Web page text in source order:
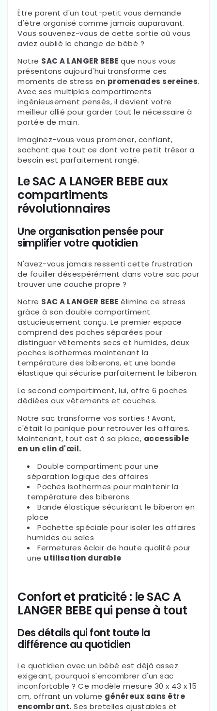
Être parent d'un tout-petit vous demande
d'être organisé comme jamais auparavant.
Vous souvenez-vous de cette sortie où vous
aviez oublié le change de bébé ?
Notre SAC A LANGER BEBE que nous vous
présentons aujourd'hui transforme ces
moments de stress en promenades sereines.
Avec ses multiples compartiments
ingénieusement pensés, il devient votre
meilleur allié pour garder tout le nécessaire à
portée de main.
Imaginez-vous vous promener, confiant,
sachant que tout ce dont votre petit trésor a
besoin est parfaitement rangé.
Le SAC A LANGER BEBE aux
compartiments
révolutionnaires
Une organisation pensée pour
simplifier votre quotidien
N'avez-vous jamais ressenti cette frustration
de fouiller désespérément dans votre sac pour
trouver une couche propre ?
Notre SAC A LANGER BEBE élimine ce stress
grâce à son double compartiment
astucieusement conçu. Le premier espace
comprend des poches séparées pour
distinguer vêtements secs et humides, deux
poches isothermes maintenant la
température des biberons, et une bande
élastique qui sécurise parfaitement le biberon.
Le second compartiment, lui, offre 6 poches
dédiées aux vêtements et couches.
Notre sac transforme vos sorties ! Avant,
c'était la panique pour retrouver les affaires.
Maintenant, tout est à sa place, accessible
en un clin d'œil.
Double compartiment pour une
séparation logique des affaires
Poches isothermes pour maintenir la
température des biberons
Bande élastique sécurisant le biberon en
place
Pochette spéciale pour isoler les affaires
humides ou sales
Fermetures éclair de haute qualité pour
une utilisation durable
Confort et praticité : le SAC A
LANGER BEBE qui pense à tout
Des détails qui font toute la
différence au quotidien
Le quotidien avec un bébé est déjà assez
exigeant, pourquoi s'encombrer d'un sac
inconfortable ? Ce modèle mesure 30 x 43 x 15
cm, offrant un volume généreux sans être
encombrant. Ses bretelles ajustables et